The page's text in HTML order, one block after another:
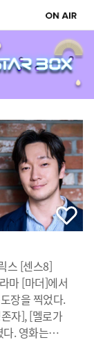
스 [센스8]
마 [마더]에서
장을 찍었다.
자], [멜로가
. 영화는